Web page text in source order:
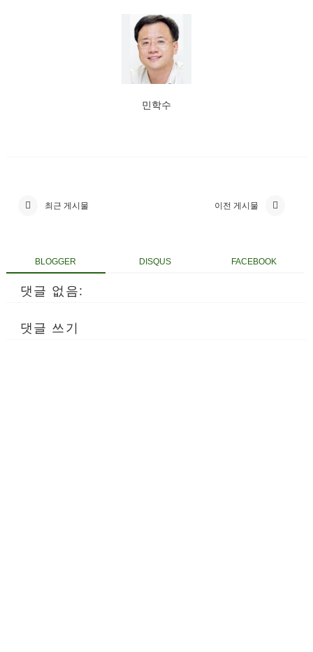
민학수
최근 게시물 이전 게시물
BLOGGER DISQUS FACEBOOK
댓글 없음:
댓글 쓰기